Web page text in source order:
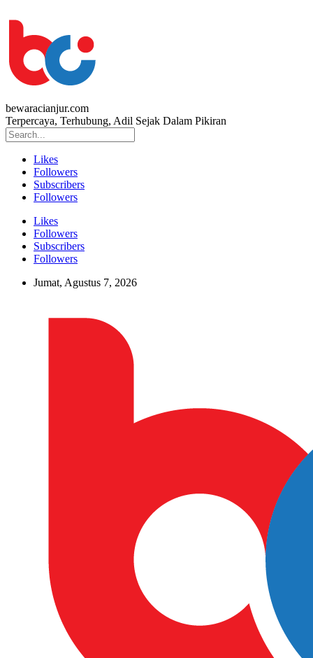
bewaracianjur.com
Terpercaya, Terhubung, Adil Sejak Dalam Pikiran
Likes
Followers
Subscribers
Followers
Likes
Followers
Subscribers
Followers
Jumat, Agustus 7, 2026